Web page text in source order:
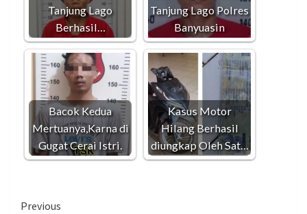
Tanjung Lago
Berhasil…
Tanjung Lago Polres
Banyuasin
Bacok Kedua
Mertuanya,Karna di
Gugat Cerai Istri.
Kasus Motor
Hilang Berhasil
diungkap Oleh Sat…
Continue
Previous